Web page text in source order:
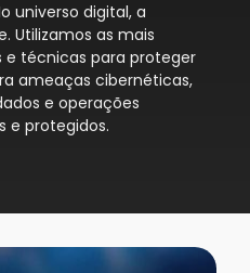
universo digital, a
Utilizamos as mais
técnicas para proteger
ameaças cibernéticas,
e operações
e protegidos.